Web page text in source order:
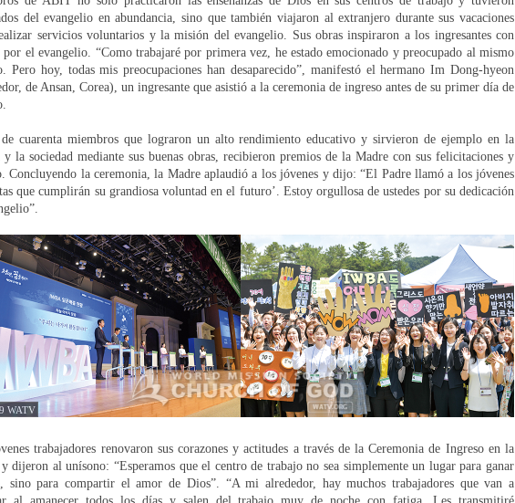
del evangelio en abundancia, sino que también viajaron al extranjero durante sus vacaciones
servicios voluntarios y la misión del evangelio. Sus obras inspiraron a los ingresantes con
por el evangelio. “Como trabajaré por primera vez, he estado emocionado y preocupado al mismo
Pero hoy, todas mis preocupaciones han desaparecido”, manifestó el hermano Im Dong-hyeon
de Ansan, Corea), un ingresante que asistió a la ceremonia de ingreso antes de su primer día de
de cuarenta miembros que lograron un alto rendimiento educativo y sirvieron de ejemplo en la
y la sociedad mediante sus buenas obras, recibieron premios de la Madre con sus felicitaciones y
Concluyendo la ceremonia, la Madre aplaudió a los jóvenes y dijo: “El Padre llamó a los jóvenes
que cumplirán su grandiosa voluntad en el futuro’. Estoy orgullosa de ustedes por su dedicación
WATV
trabajadores renovaron sus corazones y actitudes a través de la Ceremonia de Ingreso en la
dijeron al unísono: “Esperamos que el centro de trabajo no sea simplemente un lugar para ganar
sino para compartir el amor de Dios”. “A mi alrededor, hay muchos trabajadores que van a
al amanecer todos los días y salen del trabajo muy de noche con fatiga. Les transmitiré